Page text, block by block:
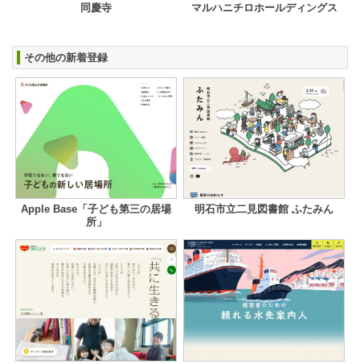
同慶寺 マルハニチロホールディングス
その他の新着登録
Apple Base「子ども第三の居場
所」
明石市立二見図書館 ふたみん